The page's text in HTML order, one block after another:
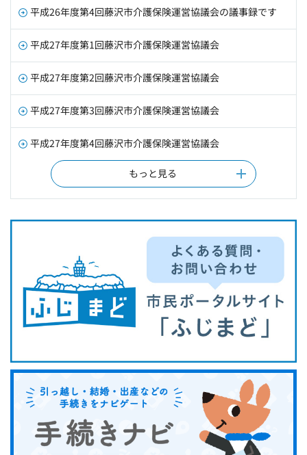
平成26年度第4回藤沢市介護保険運営協議会の議事録です
平成27年度第1回藤沢市介護保険運営協議会
平成27年度第2回藤沢市介護保険運営協議会
平成27年度第3回藤沢市介護保険運営協議会
平成27年度第4回藤沢市介護保険運営協議会
もっと見る